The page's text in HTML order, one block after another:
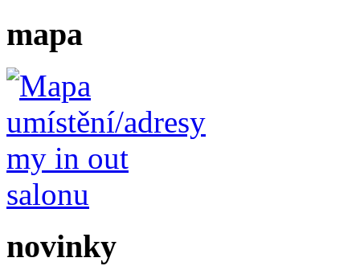
mapa
novinky